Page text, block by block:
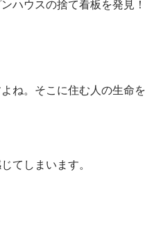
ハウスの捨て看板を発見！
ね。そこに住む人の生命
てしまいます。